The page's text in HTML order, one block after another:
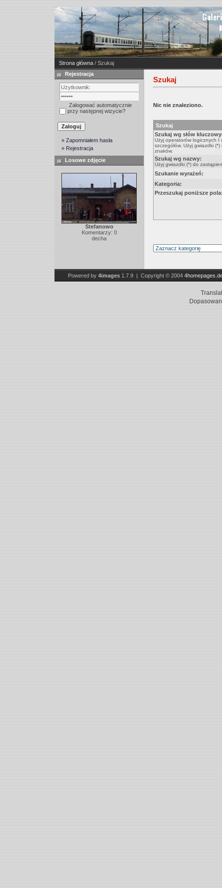
Strona główna / Szukaj
Rejestracja
Zalogować automatycznie
przy następnej wizycie?
» Zapomniałem hasła
» Rejestracja
Losowe zdjęcie
Stefanowo
Komentarzy: 0
decha
Szukaj
Nic nie znaleziono.
Szukaj
Szukaj wg słów
Użyj operatorów logicznych I
szczegółów. Użyj gwiazdki
znaków.
Szukaj wg nazwy:
Użyj gwiazdki (*) do
Szukanie wyrażeń:
Kategoria:
Przeszukaj poniższe
Powered by 4images 1.7.9 | Copyright © 2004